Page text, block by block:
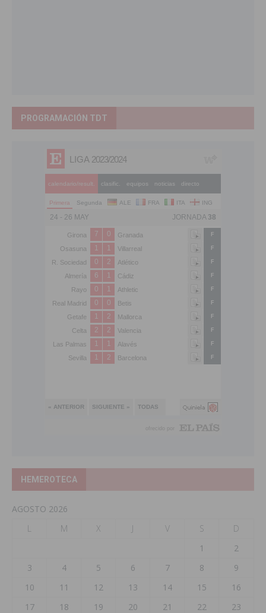
PROGRAMACIÓN TDT
HEMEROTECA
AGOSTO 2026
L
M X J V S
D
1
2
3
4 5 6 7 8
9
10
11 12 13 14 15
16
17
18 19 20 21 22
23